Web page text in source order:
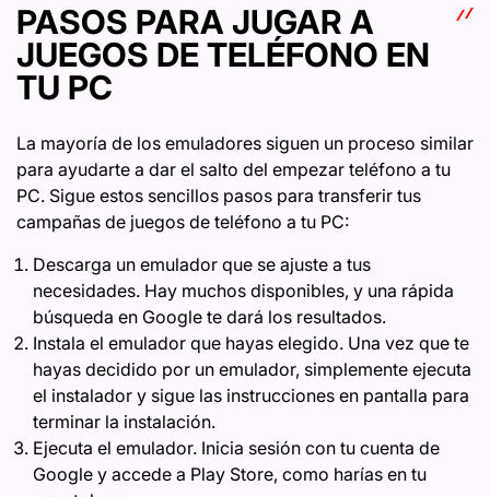
PASOS PARA JUGAR A
JUEGOS DE TELÉFONO EN
TU PC
La mayoría de los emuladores siguen un proceso similar
para ayudarte a dar el salto del empezar teléfono a tu
PC. Sigue estos sencillos pasos para transferir tus
campañas de juegos de teléfono a tu PC:
Descarga un emulador que se ajuste a tus
necesidades. Hay muchos disponibles, y una rápida
búsqueda en Google te dará los resultados.
Instala el emulador que hayas elegido. Una vez que te
hayas decidido por un emulador, simplemente ejecuta
el instalador y sigue las instrucciones en pantalla para
terminar la instalación.
Ejecuta el emulador. Inicia sesión con tu cuenta de
Google y accede a Play Store, como harías en tu